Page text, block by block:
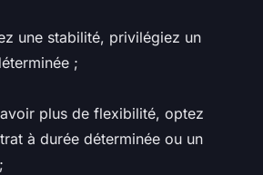
une stabilité, privilégiez un
;
plus de flexibilité, optez
à durée déterminée ou un